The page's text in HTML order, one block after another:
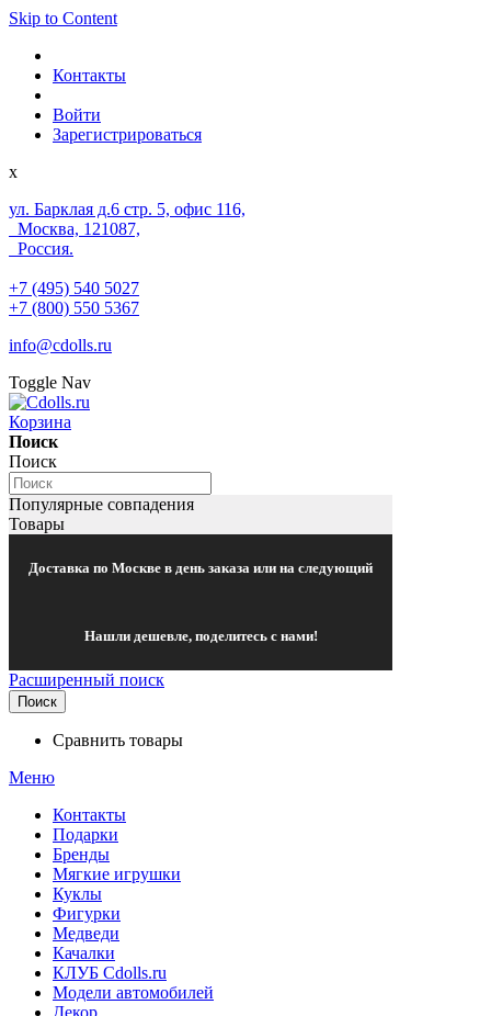
Skip to Content
Контакты
Войти
Зарегистрироваться
x
ул. Барклая д.6 стр. 5, офис 116,
Москва, 121087,
Россия.
+7 (495) 540 5027
+7 (800) 550 5367
info@cdolls.ru
Toggle Nav
Корзина
Поиск
Поиск
Популярные совпадения
Товары
Доставка по Москве в день заказа или на следующий
Нашли дешевле, поделитесь с нами!
Расширенный поиск
Поиск
Сравнить товары
Меню
Контакты
Подарки
Бренды
Мягкие игрушки
Куклы
Фигурки
Медведи
Качалки
КЛУБ Cdolls.ru
Модели автомобилей
Декор